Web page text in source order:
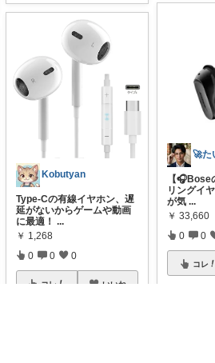
Kobutyan
Type-Cの有線イヤホン、遅
延がないからゲームや動画
に最適！ ...
￥ 1,268
0 0 0
コレ いいね
【
リングイ
が気 ...
￥ 33,660
0 0
コレ